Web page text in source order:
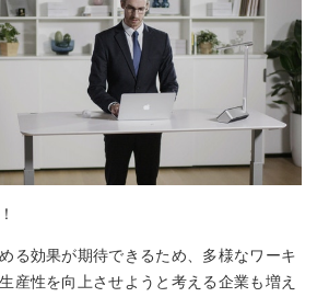
る効果が期待できるため、多様なワーキ
産性を向上させようと考える企業も増え